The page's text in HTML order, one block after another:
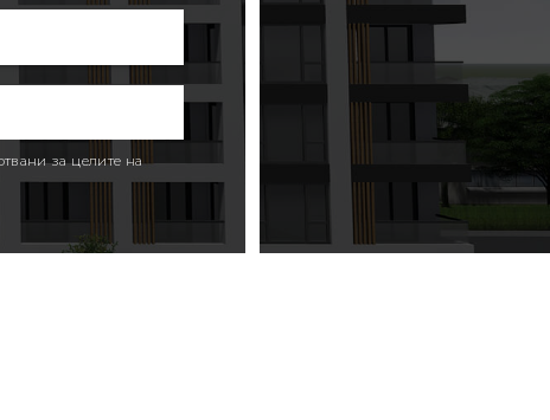
за целите на